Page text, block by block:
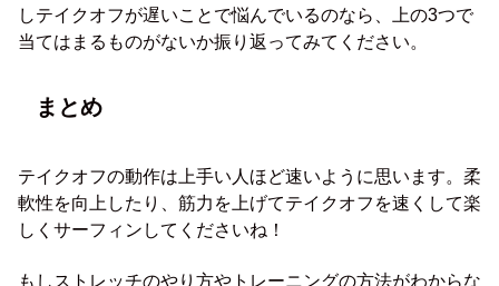
しテイクオフが遅いことで悩んでいるのなら、上の3つで
当てはまるものがないか振り返ってみてください。
まとめ
テイクオフの動作は上手い人ほど速いように思います。柔
軟性を向上したり、筋力を上げてテイクオフを速くして楽
しくサーフィンしてくださいね！
もしストレッチのやり方やトレーニングの方法がわからな